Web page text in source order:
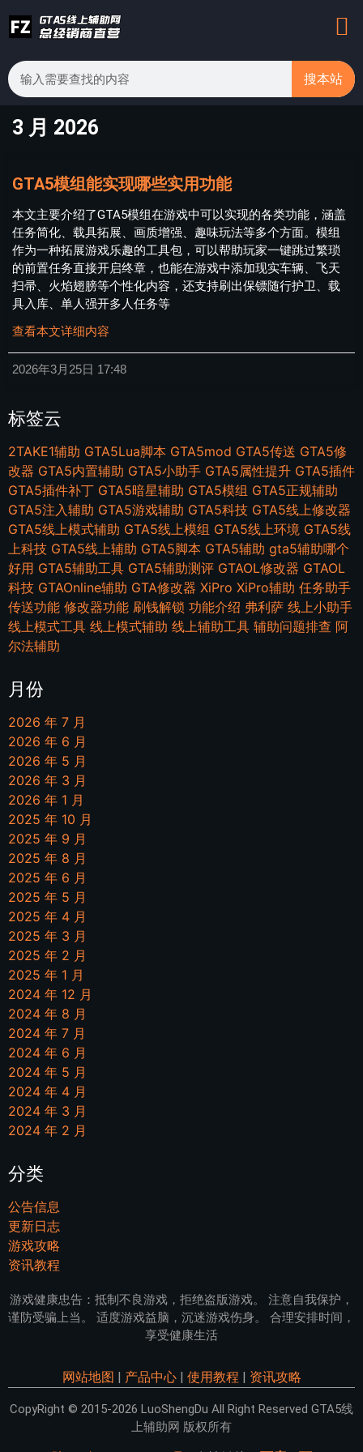
搜本站
3 月 2026
GTA5模组能实现哪些实用功能
本文主要介绍了GTA5模组在游戏中可以实现的各类功能，涵盖
任务简化、载具拓展、画质增强、趣味玩法等多个方面。模组
作为一种拓展游戏乐趣的工具包，可以帮助玩家一键跳过繁琐
的前置任务直接开启终章，也能在游戏中添加现实车辆、飞天
扫帚、火焰翅膀等个性化内容，还支持刷出保镖随行护卫、载
具入库、单人强开多人任务等
查看本文详细内容
2026年3月25日 17:48
标签云
2TAKE1辅助 GTA5Lua脚本 GTA5mod GTA5传送 GTA5修
改器 GTA5内置辅助 GTA5小助手 GTA5属性提升 GTA5插件
GTA5插件补丁 GTA5暗星辅助 GTA5模组 GTA5正规辅助
GTA5注入辅助 GTA5游戏辅助 GTA5科技 GTA5线上修改器
GTA5线上模式辅助 GTA5线上模组 GTA5线上环境 GTA5线
上科技 GTA5线上辅助 GTA5脚本 GTA5辅助 gta5辅助哪个
好用 GTA5辅助工具 GTA5辅助测评 GTAOL修改器 GTAOL
科技 GTAOnline辅助 GTA修改器 XiPro XiPro辅助 任务助手
传送功能 修改器功能 刷钱解锁 功能介绍 弗利萨 线上小助手
线上模式工具 线上模式辅助 线上辅助工具 辅助问题排查 阿
尔法辅助
月份
2026 年 7 月
2026 年 6 月
2026 年 5 月
2026 年 3 月
2026 年 1 月
2025 年 10 月
2025 年 9 月
2025 年 8 月
2025 年 6 月
2025 年 5 月
2025 年 4 月
2025 年 3 月
2025 年 2 月
2025 年 1 月
2024 年 12 月
2024 年 8 月
2024 年 7 月
2024 年 6 月
2024 年 5 月
2024 年 4 月
2024 年 3 月
2024 年 2 月
分类
公告信息
更新日志
游戏攻略
资讯教程
游戏健康忠告：抵制不良游戏，拒绝盗版游戏。 注意自我保护，
谨防受骗上当。 适度游戏益脑，沉迷游戏伤身。 合理安排时间，
享受健康生活
网站地图 产品中心| 使用教程 资讯攻略
CopyRight © 2015-2026 LuoShengDu All Right Reserved GTA5线
上辅助网 版权所有